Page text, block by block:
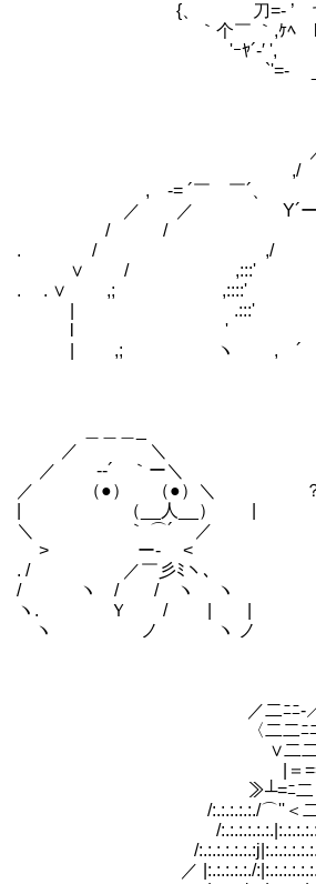
{、 刀=- ’
｀个￣ ｀,
'ｰﾔ´-′ ', ｨ
`'=- _ - 、 ｨ
｀ヽヽヽ_
/´￣＼ _ -
／ 斤三
／ 仆:
,/ 什/ / li
, -= ´￣ ￣´、 汁ﾟ
／ ／ Y´ー―───
/ / /./
. / ,/
∨ / ,:::' l ヽ
. . ∨ ,; ,::::' ,
| .:::' , ' ´ _/
l ' , ' ´ ／
| ,; ヽ , ´
／ ＼
／ -‐´ ｀ー＼
／ （●） （●）＼
| （__人__） |
＼ ｀ ⌒´ ／
> ー‐ <
. / ／￣彡ﾐヽ、
/ ヽ / / ヽ ヽ
ヽ. Ｙ / | |
ヽ ノ ヽ ノ
／二ﾆﾆ-／---------- /
〈二二ﾆﾆ〈ﾆﾆ
∨二二ﾆﾆﾆﾆ==-
|＝==
≫┴=ﾆ二 ﾆﾆﾆﾆﾆﾆﾆﾆﾆﾆ
/:.:.:.:.:./⌒''＜二ﾆ
/:.:.:.:.:.:.|:.:.:.:.:.:.|:.:.:＞-ﾆﾆ
/:.:.:.:.:.:.:j|:.:.:.:.:.:.|:./ ＼ Tﾆ
／ |:.:.:.:.:./:|:.:.:.:.:.:.|/ ｀